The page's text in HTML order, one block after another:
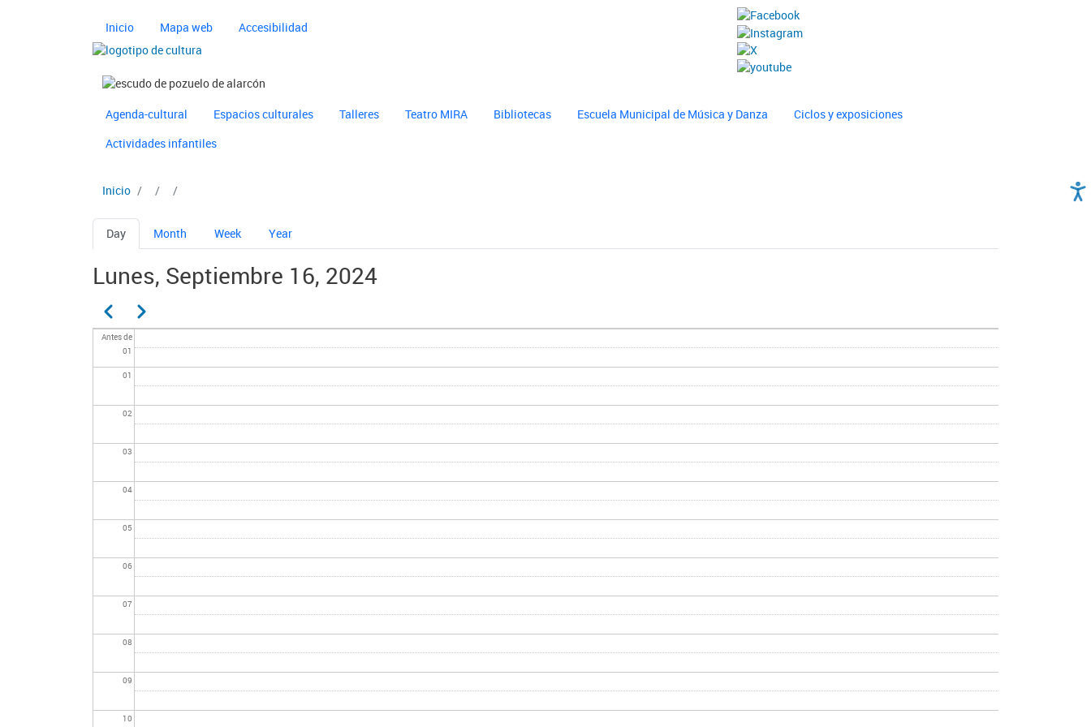
Navegación principal cultura
Inicio Mapa web
Accesibilidad
Imagen
Imagen
Ayuntamiento de Pozuelo
Navegación principal header cultura
Agenda-cultural Espacios culturales Talleres Teatro MIRA Bibliotecas Escuela Municipal de Música y Danza
Ciclos y exposiciones
Actividades infantiles
Inicio
Solapas principales
Day Month Week Year
Lunes, Septiembre 16, 2024
Paginación
AnteriorSiguiente
Antes de
01
01
02
03
04
05
06
07
08
09
10